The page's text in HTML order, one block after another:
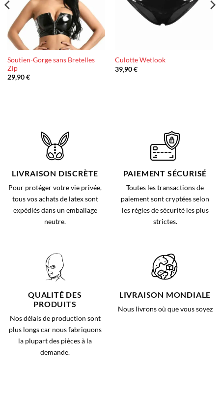
Soutien-Gorge sans Bretelles
Zip
29,90€
Culotte Wetlook
39,90€
LIVRAISON DISCRÈTE
Pour protéger votre vie privée,
tous vos achats de latex sont
expédiés dans un emballage
neutre.
PAIEMENT SÉCURISÉ
Toutes les transactions de
paiement sont cryptées selon
les règles de sécurité les plus
strictes.
QUALITÉ DES
PRODUITS
Nos délais de production sont
plus longs car nous fabriquons
la plupart des pièces à la
demande.
LIVRAISON MONDIALE
Nous livrons où que vous soyez